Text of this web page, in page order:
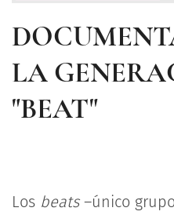
LA
"BEAT"
Los beats–único